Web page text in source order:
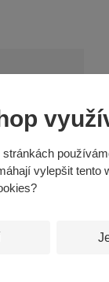
vylepšit tento